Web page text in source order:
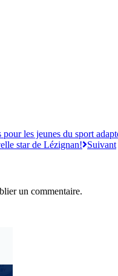
pour les jeunes du sport
star de Lézignan! Suivant
un commentaire.